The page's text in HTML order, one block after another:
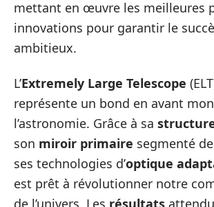
mettant en œuvre les meilleures
innovations pour garantir le
ambitieux.
L’Extremely Large Telescope
représente un bond en avant
l’astronomie. Grâce à sa
son miroir primaire segmenté
ses technologies d’optique
est prêt à révolutionner notre
de l’univers. Les résultats